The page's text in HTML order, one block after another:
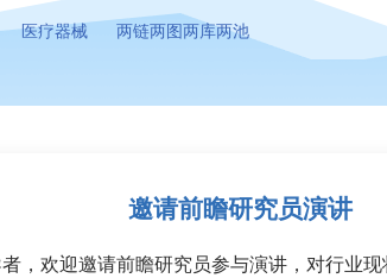
医疗器械 两链两图两库两池
邀请前瞻研究员演讲
欢迎邀请前瞻研究员参与演讲，对行业现